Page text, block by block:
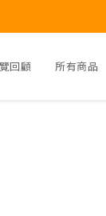
回顧 所有商品